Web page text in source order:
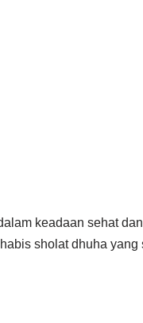
keadaan sehat dan
sholat dhuha yang